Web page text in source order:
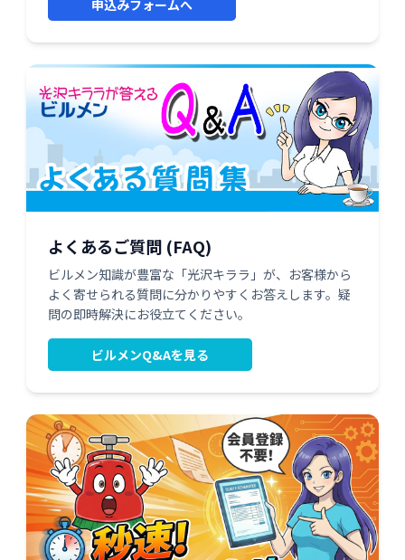
申込みフォームへ
よくあるご質問 (FAQ)
ビルメン知識が豊富な「光沢キララ」が、お客様から
よく寄せられる質問に分かりやすくお答えします。疑
問の即時解決にお役立てください。
ビルメンQ&Aを見る